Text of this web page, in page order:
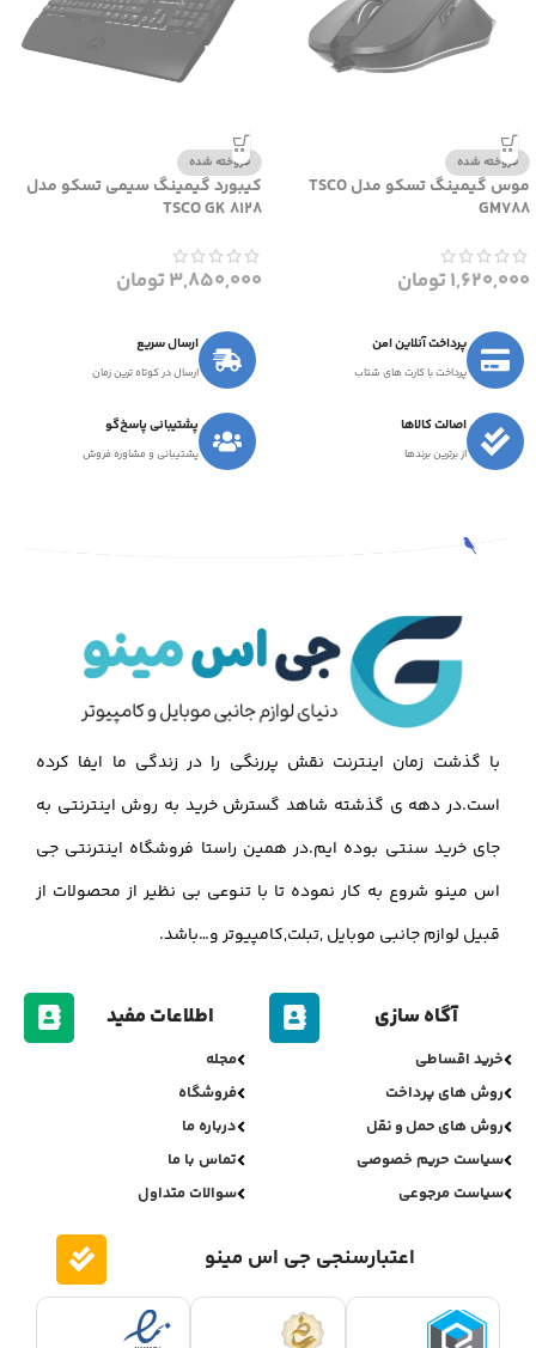
فروخته شده
موس گیمینگ تسکو مدل TSCO
GM788
1,620,000تومان
فروخته شده
کیبورد گیمینگ سیمی تسکو مدل
TSCO GK 8128
3,850,000تومان
پرداخت آنلاین امن
پرداخت با کارت های شتاب
ارسال سریع
ارسال در کوتاه ترین زمان
اصالت کالاها
از برترین برندها
پشتیبانی پاسخ‌گو
پشتیبانی و مشاوره فروش
با گذشت زمان اینترنت نقش پررنگی را در زندگی ما ایفا کرده
است.در دهه ی گذشته شاهد گسترش خرید به روش اینترنتی به
جای خرید سنتی بوده ایم.در همین راستا فروشگاه اینترنتی جی
اس مینو شروع به کار نموده تا با تنوعی بی نظیر از محصولات از
قبیل لوازم جانبی موبایل ,تبلت,کامپیوتر و…باشد.
آگاه سازی
خرید اقساطی
روش های پرداخت
روش های حمل و نقل
سیاست حریم خصوصی
سیاست مرجوعی
اطلاعات مفید
مجله
فروشگاه
درباره ما
تماس با ما
سوالات متداول
اعتبارسنجی جی اس مینو